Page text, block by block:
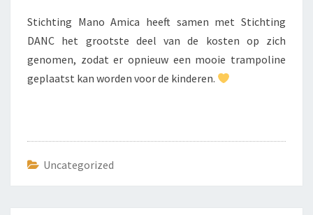
Stichting Mano Amica heeft samen met Stichting
DANC het grootste deel van de kosten op zich
genomen, zodat er opnieuw een mooie trampoline
geplaatst kan worden voor de kinderen.
Uncategorized